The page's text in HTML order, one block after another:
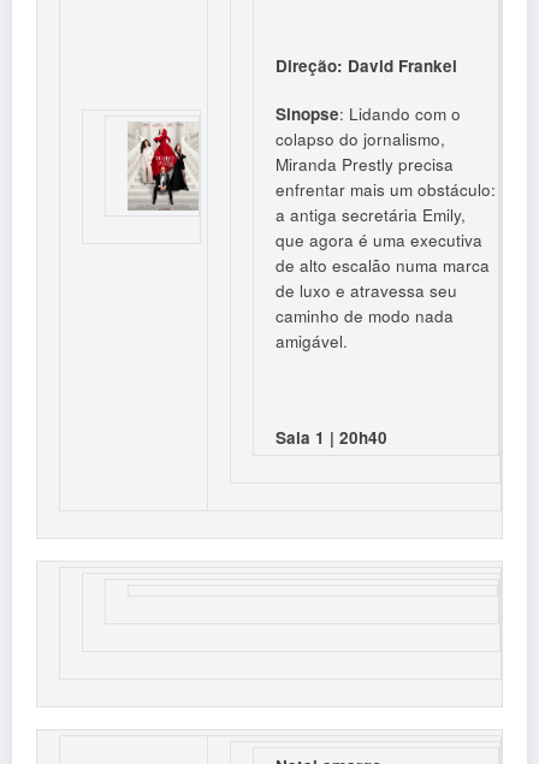
Direção: David Frankel
Sinopse: Lidando com o
colapso do jornalismo,
Miranda Prestly precisa
enfrentar mais um obstáculo:
a antiga secretária Emily,
que agora é uma executiva
de alto escalão numa marca
de luxo e atravessa seu
caminho de modo nada
amigável.
Sala 1 | 20h40